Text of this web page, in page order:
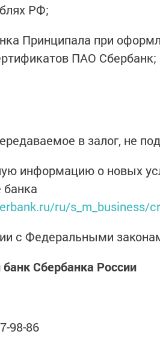
РФ;
Принципала при
ПАО Сбербанк;
в залог, не
информацию о новых
банка
ru/s_m_business/
с Федеральными
Сбербанка России
98-86